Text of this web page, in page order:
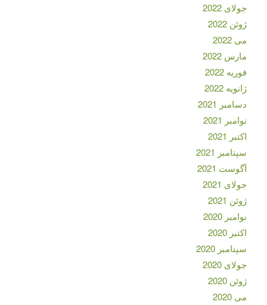
جولای 2022
ژوئن 2022
می 2022
مارس 2022
فوریه 2022
ژانویه 2022
دسامبر 2021
نوامبر 2021
اکتبر 2021
سپتامبر 2021
آگوست 2021
جولای 2021
ژوئن 2021
نوامبر 2020
اکتبر 2020
سپتامبر 2020
جولای 2020
ژوئن 2020
می 2020